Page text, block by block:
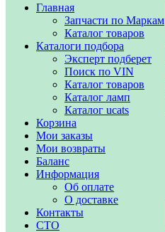
Главная
Запчасти по Маркам
Каталог товаров
Каталоги подбора
Эксперт подберет
Поиск по VIN
Каталог товаров
Каталог ламп
Каталог ucats
Корзина
Мои заказы
Мои возвраты
Баланс
Информация
Об оплате
О доставке
Контакты
СТО